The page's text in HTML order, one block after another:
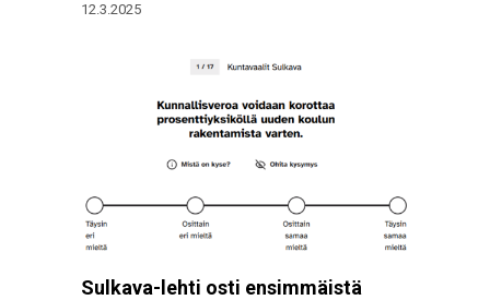
12.3.2025
Sulkava-lehti osti ensimmäistä